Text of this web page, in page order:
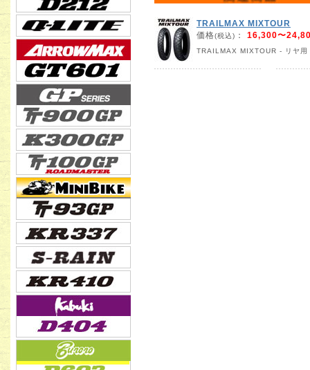
TRAILMAX MIXTOUR
価格(税込) ： 16,300〜
TRAILMAX MIXTOUR - リヤ用